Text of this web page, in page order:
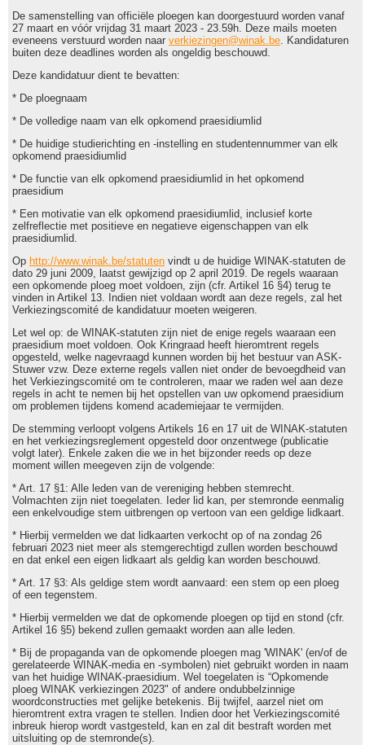
De samenstelling van officiële ploegen kan doorgestuurd worden vanaf
27 maart en vóór vrijdag 31 maart 2023 - 23.59h. Deze mails moeten
eveneens verstuurd worden naar verkiezingen@winak.be. Kandidaturen
buiten deze deadlines worden als ongeldig beschouwd.
Deze kandidatuur dient te bevatten:
* De ploegnaam
* De volledige naam van elk opkomend praesidiumlid
* De huidige studierichting en -instelling en studentennummer van elk
opkomend praesidiumlid
* De functie van elk opkomend praesidiumlid in het opkomend
praesidium
* Een motivatie van elk opkomend praesidiumlid, inclusief korte
zelfreflectie met positieve en negatieve eigenschappen van elk
praesidiumlid.
Op http://www.winak.be/statuten vindt u de huidige WINAK-statuten de
dato 29 juni 2009, laatst gewijzigd op 2 april 2019. De regels waaraan
een opkomende ploeg moet voldoen, zijn (cfr. Artikel 16 §4) terug te
vinden in Artikel 13. Indien niet voldaan wordt aan deze regels, zal het
Verkiezingscomité de kandidatuur moeten weigeren.
Let wel op: de WINAK-statuten zijn niet de enige regels waaraan een
praesidium moet voldoen. Ook Kringraad heeft hieromtrent regels
opgesteld, welke nagevraagd kunnen worden bij het bestuur van ASK-
Stuwer vzw. Deze externe regels vallen niet onder de bevoegdheid van
het Verkiezingscomité om te controleren, maar we raden wel aan deze
regels in acht te nemen bij het opstellen van uw opkomend praesidium
om problemen tijdens komend academiejaar te vermijden.
De stemming verloopt volgens Artikels 16 en 17 uit de WINAK-statuten
en het verkiezingsreglement opgesteld door onzentwege (publicatie
volgt later). Enkele zaken die we in het bijzonder reeds op deze
moment willen meegeven zijn de volgende:
* Art. 17 §1: Alle leden van de vereniging hebben stemrecht.
Volmachten zijn niet toegelaten. Ieder lid kan, per stemronde eenmalig
een enkelvoudige stem uitbrengen op vertoon van een geldige lidkaart.
* Hierbij vermelden we dat lidkaarten verkocht op of na zondag 26
februari 2023 niet meer als stemgerechtigd zullen worden beschouwd
en dat enkel een eigen lidkaart als geldig kan worden beschouwd.
* Art. 17 §3: Als geldige stem wordt aanvaard: een stem op een ploeg
of een tegenstem.
* Hierbij vermelden we dat de opkomende ploegen op tijd en stond (cfr.
Artikel 16 §5) bekend zullen gemaakt worden aan alle leden.
* Bij de propaganda van de opkomende ploegen mag 'WINAK' (en/of de
gerelateerde WINAK-media en -symbolen) niet gebruikt worden in naam
van het huidige WINAK-praesidium. Wel toegelaten is “Opkomende
ploeg WINAK verkiezingen 2023" of andere ondubbelzinnige
woordconstructies met gelijke betekenis. Bij twijfel, aarzel niet om
hieromtrent extra vragen te stellen. Indien door het Verkiezingscomité
inbreuk hierop wordt vastgesteld, kan en zal dit bestraft worden met
uitsluiting op de stemronde(s).